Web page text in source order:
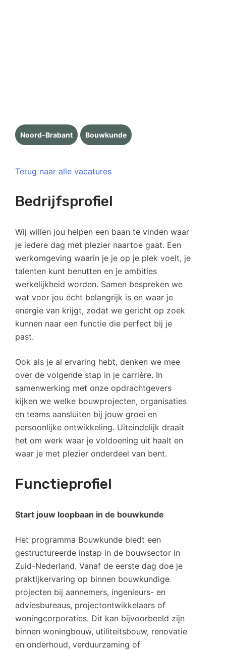
Noord-Brabant Bouwkunde
Terug naar alle vacatures
Bedrijfsprofiel
Wij willen jou helpen een baan te vinden waar
je iedere dag met plezier naartoe gaat. Een
werkomgeving waarin je je op je plek voelt, je
talenten kunt benutten en je ambities
werkelijkheid worden. Samen bespreken we
wat voor jou écht belangrijk is en waar je
energie van krijgt, zodat we gericht op zoek
kunnen naar een functie die perfect bij je
past.
Ook als je al ervaring hebt, denken we mee
over de volgende stap in je carrière. In
samenwerking met onze opdrachtgevers
kijken we welke bouwprojecten, organisaties
en teams aansluiten bij jouw groei en
persoonlijke ontwikkeling. Uiteindelijk draait
het om werk waar je voldoening uit haalt en
waar je met plezier onderdeel van bent.
Functieprofiel
Start jouw loopbaan in de bouwkunde
Het programma Bouwkunde biedt een
gestructureerde instap in de bouwsector in
Zuid-Nederland. Vanaf de eerste dag doe je
praktijkervaring op binnen bouwkundige
projecten bij aannemers, ingenieurs- en
adviesbureaus, projectontwikkelaars of
woningcorporaties. Dit kan bijvoorbeeld zijn
binnen woningbouw, utiliteitsbouw, renovatie
en onderhoud, verduurzaming of